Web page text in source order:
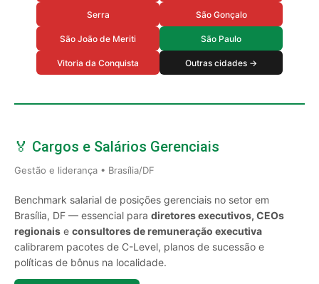
Serra São Gonçalo
São João de Meriti São Paulo
Vitoria da Conquista Outras cidades →
🏅 Cargos e Salários Gerenciais
Gestão e liderança • Brasília/DF
Benchmark salarial de posições gerenciais no setor em
Brasília, DF — essencial para diretores executivos, CEOs
regionais e consultores de remuneração executiva
calibrarem pacotes de C-Level, planos de sucessão e
políticas de bônus na localidade.